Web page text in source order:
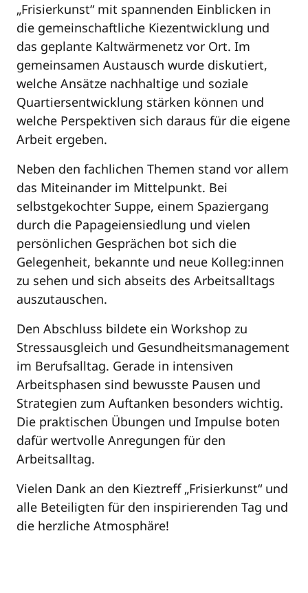
„Frisierkunst“ mit spannenden Einblicken in
die gemeinschaftliche Kiezentwicklung und
das geplante Kaltwärmenetz vor Ort. Im
gemeinsamen Austausch wurde diskutiert,
welche Ansätze nachhaltige und soziale
Quartiersentwicklung stärken können und
welche Perspektiven sich daraus für die eigene
Arbeit ergeben.
Neben den fachlichen Themen stand vor allem
das Miteinander im Mittelpunkt. Bei
selbstgekochter Suppe, einem Spaziergang
durch die Papageiensiedlung und vielen
persönlichen Gesprächen bot sich die
Gelegenheit, bekannte und neue Kolleg:innen
zu sehen und sich abseits des Arbeitsalltags
auszutauschen.
Den Abschluss bildete ein Workshop zu
Stressausgleich und Gesundheitsmanagement
im Berufsalltag. Gerade in intensiven
Arbeitsphasen sind bewusste Pausen und
Strategien zum Auftanken besonders wichtig.
Die praktischen Übungen und Impulse boten
dafür wertvolle Anregungen für den
Arbeitsalltag.
Vielen Dank an den Kieztreff „Frisierkunst“ und
alle Beteiligten für den inspirierenden Tag und
die herzliche Atmosphäre!